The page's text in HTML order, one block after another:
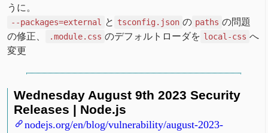
うに。
--packages=external と tsconfig.json の paths の問題
の修正、
.module.css のデフォルトローダを local-css へ
変更
Wednesday August 9th 2023 Security
Releases | Node.js
nodejs.org/en/blog/vulnerability/august-2023-